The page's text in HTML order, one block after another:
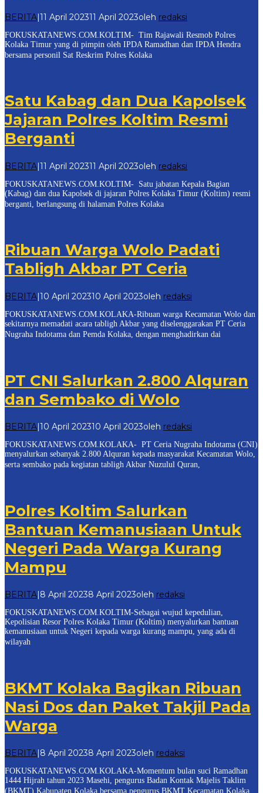
BERITA|11 April 202311 April 2023oleh redaksi
FOKUSKATANEWS.COM.KOLTIM- Tim Rajawali Resmob Polres
Kolaka Timur yang di pimpin oleh IPDA Ramadhan dan IPDA Hendra
bersama personil Sat Reskrim Polres Kolaka
Satu Kabag dan Dua Kapolsek
Jajaran Polres Koltim Resmi
Berganti
BERITA|11 April 202311 April 2023oleh redaksi
FOKUSKATANEWS.COM.KOLTIM- Satu jabatan Kepala Bagian
(Kabag) dan dua Kapolsek di jajaran Polres Kolaka Timur (Koltim) resmi
berganti, berlangsung di halaman Polres Kolaka
Ribuan Warga Wolo Padati
Tabligh Akbar PT Ceria
BERITA|10 April 202310 April 2023oleh redaksi
FOKUSKATANEWS.COM.KOLAKA-Ribuan warga Kecamatan Wolo dan
sekitarnya memadati acara tabligh Akbar yang diselenggarakan PT Ceria
Nugraha Indotama dan Pemda Kolaka, dengan menghadirkan dai
PT CNI Salurkan 2.800 Alquran
dan Sembako di Wolo
BERITA|10 April 202310 April 2023oleh redaksi
FOKUSKATANEWS.COM.KOLAKA- PT Ceria Nugraha Indotama (CNI)
menyalurkan sebanyak 2.800 Alquran kepada masyarakat Kecamatan Wolo,
serta sembako pada kegiatan tabligh Akbar Nuzulul Quran,
Polres Koltim Salurkan
Bantuan Kemanusiaan Untuk
Negeri Pada Warga Kurang
Mampu
BERITA|8 April 20238 April 2023oleh redaksi
FOKUSKATANEWS.COM.KOLTIM-Sebagai wujud kepedulian,
Kepolisian Resor Polres Kolaka Timur (Koltim) menyalurkan bantuan
kemanusiaan untuk Negeri kepada warga kurang mampu, yang ada di
wilayah
BKMT Kolaka Bagikan Ribuan
Nasi Dos dan Paket Takjil Pada
Warga
BERITA 8 April 20238 April 2023oleh redaksi
FOKUSKATANEWS.COM.KOLAKA-Momentum bulan suci Ramadhan
1444 Hijrah tahun 2023 Masehi, pengurus Badan Kontak Majelis Taklim
(BKMT) Kabupaten Kolaka bersama pengurus BKMT Kecamatan Kolaka